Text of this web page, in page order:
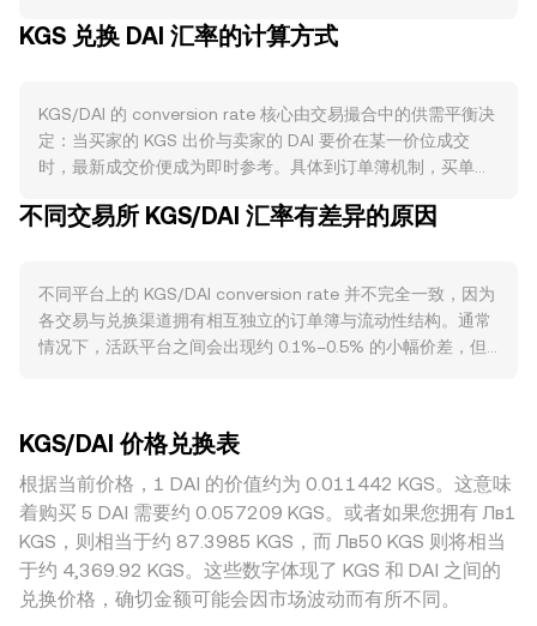
括基础货币投放、公开市场操作、基准利率调整以及季节性现
同，KGS 不存在“销毁、质押、减半”等代币学设计，因此其供
应变化更与通胀目标、外汇储备、贸易收支和银行体系流动性
相关。需求端方面，KGS 的使用由本土经济活动驱动，如零售
居民配置外币意愿上升，市场对 KGS 的换出需求可能增加，
来的链上收益吸引力、DeFi 借贷与交易活跃度，以及其锚定美
元时的偏差幅度；当 DAI 更强、更接近或高于锚定水位时，
KGS/DAI 的 conversion rate 会相应反映这一强势。宏观层
币资金面的紧张可能抬升 DAI 的链上借贷成本，间接影响 KGS
计价的稳定币需求；同时，美元强弱、全球利率水平与新兴市
场风险溢价也会通过外汇渠道影响 KGS 的相对购买力。监管
事件同样关键：NBKR 对外汇与支付渠道的监管、当地法币与
稳定币兑换的合规要求、跨境汇兑限制，都会影响 KGS 进入
或流出加密场景的便利度；而针对稳定币的国际监管动向、
Maker 协议参数调整、合规审计与储备透明度公告，则会改变
KGS 兑换 DAI 汇率的计算方式
KGS/DAI 的 conversion rate 核心由交易撮合中的供需平衡决
定：当买家的 KGS 出价与卖家的 DAI 要价在某一价位成交
时，最新成交价便成为即时参考。具体到订单簿机制，买单
最优买价与最优卖价的平均值可视作中间价（mid-price），
VWAP = Σ(Price_i × Volume_i) / Σ Volume_i。对于简化换算，
若已知某一时刻的 KGS/DAI conversion rate，则可用 DAI
Value = KGS Amount × rate 计算 KGS 兑换得到的 DAI 数
考 KGS/USDT 与 USDT/DAI 的连锁报价来确定最终成交；因
此，USDT 与 DAI 在不同场景的轻微价差会被纳入综合定价。
如果交易路由涉及去中心化交易所的 DAI 流动性池，则自动做
市商（AMM）机制会影响报价，其基本不变式为 x × y = k，其
中池内两种资产储备的相对变化决定价格，瞬时价格可近似为
y/x。虽然 KGS 本身并不常见于链上 AMM 池，但当 DAI 的获
取或对冲在 DEX 上完成时，该环节的滑点与池子深度会直接
反馈到整体的 KGS/DAI conversion rate。综合而言，撮合成
不同交易所 KGS/DAI 汇率有差异的原因
不同平台上的 KGS/DAI conversion rate 并不完全一致，因为
各交易与兑换渠道拥有相互独立的订单簿与流动性结构。通常
情况下，活跃平台之间会出现约 0.1%–0.5% 的小幅价差，但
关的地域与监管因素也会造成结构性溢价或折价：例如吉尔吉
斯当地银行结算时段、合规审核流程、出入金渠道成本与限
额，都会改变本地 KGS 兑换到 DAI 的便利度，从而在不同市
场间形成价差。在定价路径上，KGS/DAI 往往受 KGS/USDT
与 USDT/DAI 两段价格的联动影响；当 USDT 相对 DAI 存在
轻微溢价或折价（即所谓的稳定币基差）时，这一差异会传导
并反映到最终的 KGS/DAI conversion rate。套利行为在一定
KGS/DAI 价格兑换表
根据当前价格，1 DAI 的价值约为 0.011442 KGS。这意味
着购买 5 DAI 需要约 0.057209 KGS。或者如果您拥有 Лв1
KGS，则相当于约 87.3985 KGS，而 Лв50 KGS 则将相当
于约 4,369.92 KGS。这些数字体现了 KGS 和 DAI 之间的
兑换价格，确切金额可能会因市场波动而有所不同。